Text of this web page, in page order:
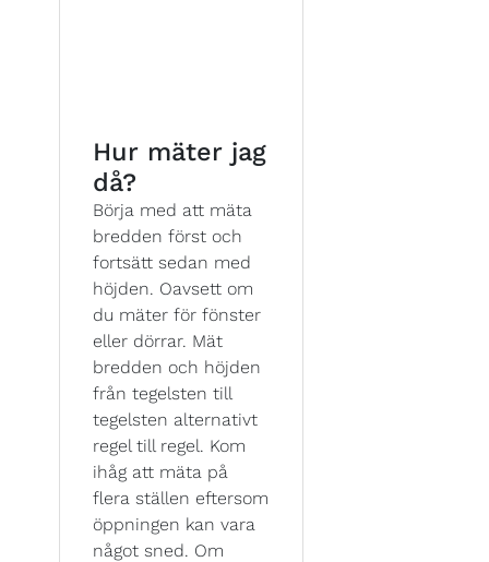
Hur mäter jag
då?
Börja med att mäta
bredden först och
fortsätt sedan med
höjden. Oavsett om
du mäter för fönster
eller dörrar. Mät
bredden och höjden
från tegelsten till
tegelsten alternativt
regel till regel. Kom
ihåg att mäta på
flera ställen eftersom
öppningen kan vara
något sned. Om